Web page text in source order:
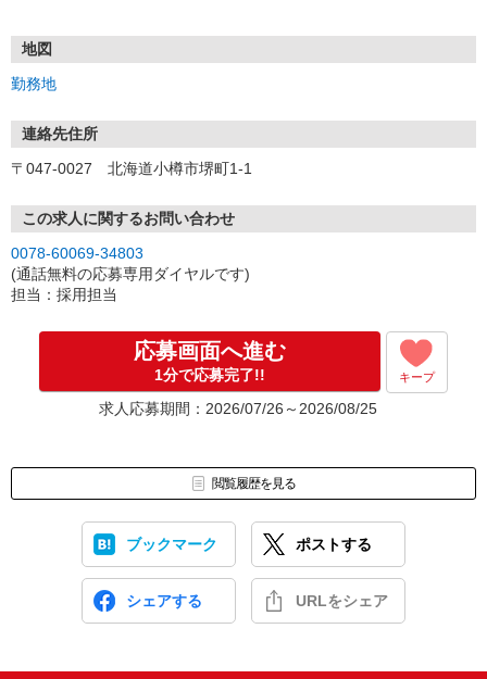
地図
勤務地
連絡先住所
〒047-0027 北海道小樽市堺町1-1
この求人に関するお問い合わせ
0078-60069-34803
(通話無料の応募専用ダイヤルです)
担当：採用担当
応募画面へ進む
1分で応募完了!! キープ
求人応募期間：2026/07/26～2026/08/25
閲覧履歴を見る
ブックマーク ポストする
シェアする URLをシェア